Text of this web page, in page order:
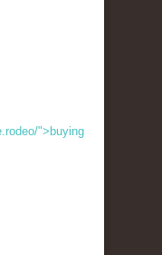
">buying